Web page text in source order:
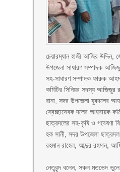
চেয়ারম্যান হাজী আজির
উপজেলা সাধারণ সম্পাদক
সহ-সাধারণ সম্পাদক ফারুক
কমিটির সিনিয়র সদস্য আজিজুর
রানা, সদর উপজেলা যুবদলের
স্বেচ্ছাসেবক দলের আহবায়ক
ছাত্রদলের সহ-কৃষি ও গবেষণা
হক সানী, সদর উপজেলা
রহমান রাহেল, আব্দুর রহমান,
‎নেতৃবৃন্দ বলেন, সকল মতভেদ ভুলে